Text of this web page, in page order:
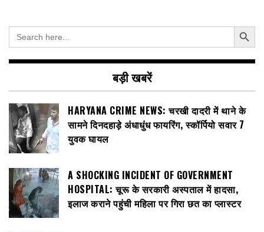
Search
for:
Search Button
बड़ी खबरें
HARYANA CRIME NEWS: चरखी दादरी में थाने के
सामने दिनदहाड़े अंधाधुंध फायरिंग, स्कॉर्पियो सवार 7
युवक घायल
A SHOCKING INCIDENT OF GOVERNMENT
HOSPITAL: चूरू के सरकारी अस्पताल में हादसा,
इलाज कराने पहुंची महिला पर गिरा छत का प्लास्टर